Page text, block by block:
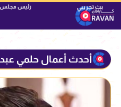
رئيس مجلس
أحدث أعمال حلمي عبد